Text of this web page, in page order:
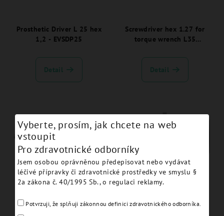
Prosthetic Driver L 25 hex
1,2 - EVSDP25
Detail
Screwdriver hex 1.27 for
torque wrench L35
EVSDPF35:
Detail
Screwdriver hex 1.27
JDEvolution Plus+ -
Prosthetic Driver for
EVSDPF15
Vyberte, prosím, jak chcete na web
vstoupit
Pro zdravotnické odborníky
Jsem osobou oprávněnou předepisovat nebo vydávat
léčivé přípravky či zdravotnické prostředky ve smyslu §
2a zákona č. 40/1995 Sb., o regulaci reklamy.
Potvrzuji, že splňuji zákonnou definici zdravotnického odborníka.